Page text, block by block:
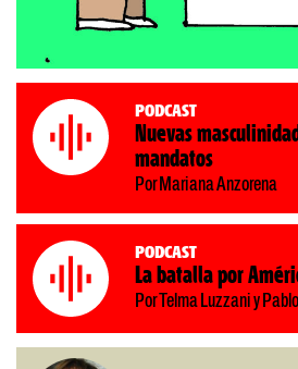
Podcast
Nuevas
mandatos
Por Mariana Anzorena
Podcast
La batalla por
Por Telma Luzzani y